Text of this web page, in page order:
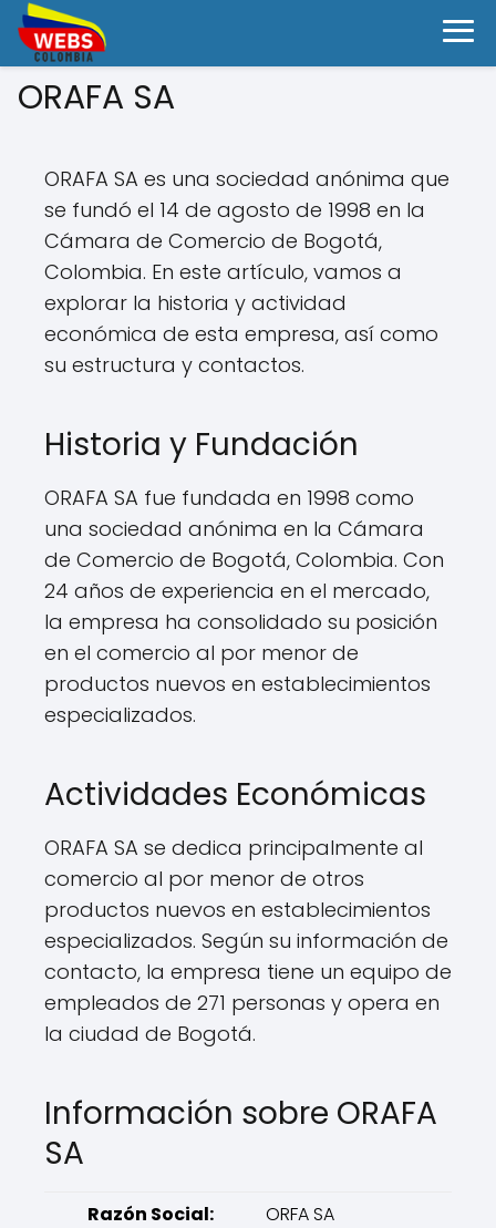
ORAFA SA
ORAFA SA es una sociedad anónima que
se fundó el 14 de agosto de 1998 en la
Cámara de Comercio de Bogotá,
Colombia. En este artículo, vamos a
explorar la historia y actividad
económica de esta empresa, así como
su estructura y contactos.
Historia y Fundación
ORAFA SA fue fundada en 1998 como
una sociedad anónima en la Cámara
de Comercio de Bogotá, Colombia. Con
24 años de experiencia en el mercado,
la empresa ha consolidado su posición
en el comercio al por menor de
productos nuevos en establecimientos
especializados.
Actividades Económicas
ORAFA SA se dedica principalmente al
comercio al por menor de otros
productos nuevos en establecimientos
especializados. Según su información de
contacto, la empresa tiene un equipo de
empleados de 271 personas y opera en
la ciudad de Bogotá.
Información sobre ORAFA
SA
Razón Social:
ORFA SA